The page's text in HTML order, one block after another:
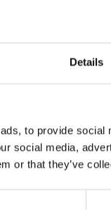
Details
to provide
social media,
or that they’ve
en un
semestre
significativos
con el primer
reforma de la
las nuevas